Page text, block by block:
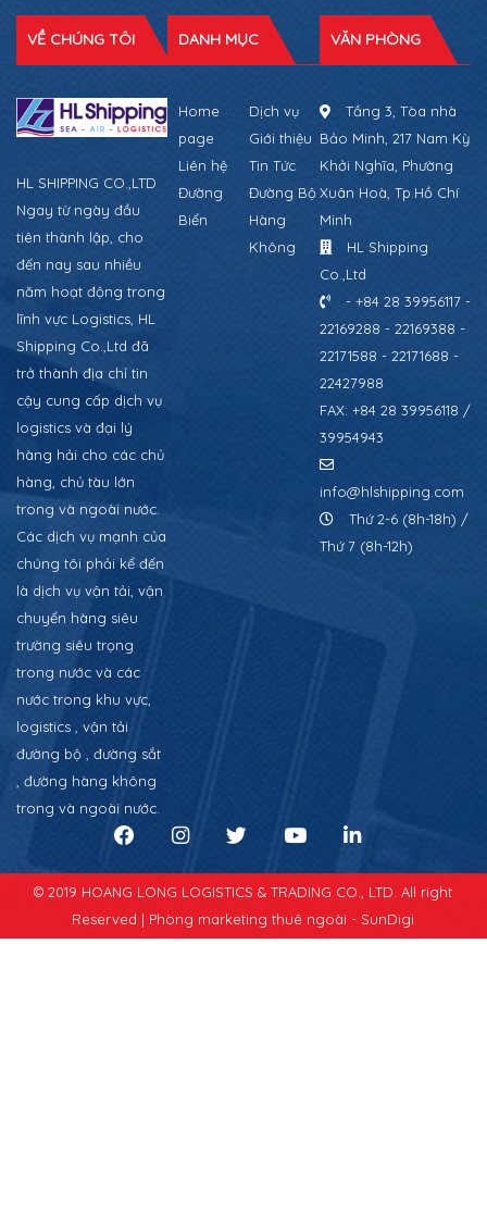
VỀ CHÚNG TÔI
HL SHIPPING CO.,LTD
Ngay từ ngày đầu
tiên thành lập, cho
đến nay sau nhiều
năm hoạt động trong
lĩnh vực Logistics, HL
Shipping Co.,Ltd đã
trở thành địa chỉ tin
cậy cung cấp dịch vụ
logistics và đại lý
hàng hải cho các chủ
hàng, chủ tàu lớn
trong và ngoài nước.
Các dịch vụ mạnh của
chúng tôi phải kể đến
là dịch vụ vận tải, vận
chuyển hàng siêu
trường siêu trọng
trong nước và các
nước trong khu vực,
logistics , vận tải
đường bộ , đường sắt
, đường hàng không
trong và ngoài nước.
DANH MỤC
Home
page
Dịch vụ
Giới thiệu
Liên hệ
Tin Tức
Đường
Biển
Đường Bộ
Hàng
Không
VĂN PHÒNG
Tầng 3, Tòa nhà
Bảo Minh, 217 Nam Kỳ
Khởi Nghĩa, Phường
Xuân Hoà, Tp.Hồ Chí
Minh
HL Shipping
Co.,Ltd
- +84 28 39956117 -
22169288 - 22169388 -
22171588 - 22171688 -
22427988
FAX: +84 28 39956118 /
39954943
info@hlshipping.com
Thứ 2-6 (8h-18h) /
Thứ 7 (8h-12h)
© 2019 HOANG LONG LOGISTICS & TRADING CO., LTD. All right
Reserved | Phòng marketing thuê ngoài - SunDigi